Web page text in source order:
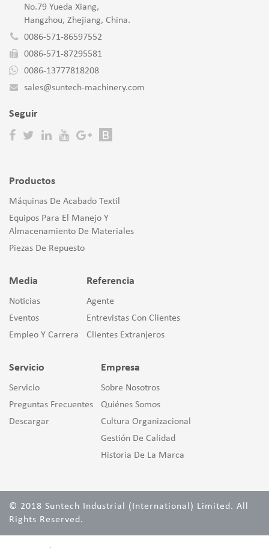
No.79 Yueda Xiang,
Hangzhou, Zhejiang, China.
0086-571-86597552
0086-571-87295581
0086-13777818208
sales@suntech-machinery.com
Seguir
Productos
Máquinas De Acabado Textil
Equipos Para El Manejo Y
Almacenamiento De Materiales
Piezas De Repuesto
Media
Noticias
Eventos
Empleo Y Carrera
Referencia
Agente
Entrevistas Con Clientes
Clientes Extranjeros
Servicio
Servicio
Preguntas Frecuentes
Descargar
Empresa
Sobre Nosotros
Quiénes Somos
Cultura Organizacional
Gestión De Calidad
Historia De La Marca
© 2018 Suntech Industrial (International) Limited. All
Rights Reserved.